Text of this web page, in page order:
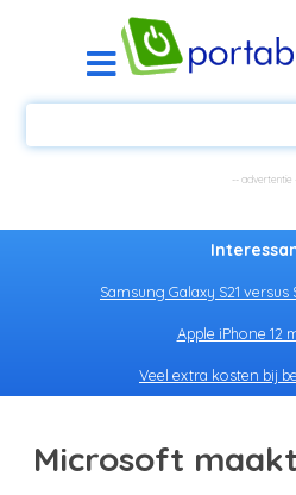
Samsung Galaxy S21 versus
Apple iPhone 12
Veel extra kosten bij
Microsoft